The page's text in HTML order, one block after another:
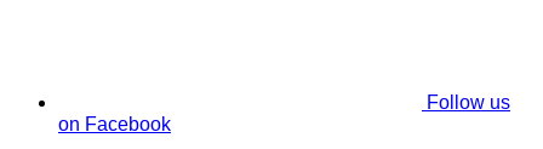
Follow us
on Facebook